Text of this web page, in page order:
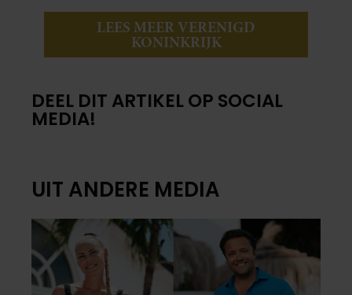
LEES MEER VERENIGD
KONINKRIJK
DEEL DIT ARTIKEL OP SOCIAL
MEDIA!
UIT ANDERE MEDIA